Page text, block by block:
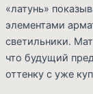
«латунь»
элементами
светильники.
что будущий
оттенку с уже